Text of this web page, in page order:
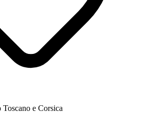
e Corsica